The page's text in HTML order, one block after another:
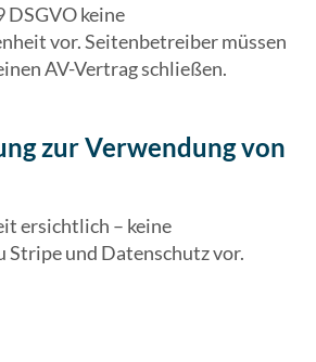
DSGVO keine
vor. Seitenbetreiber müssen
AV-Vertrag schließen.
zur Verwendung von
ersichtlich – keine
Stripe und Datenschutz vor.